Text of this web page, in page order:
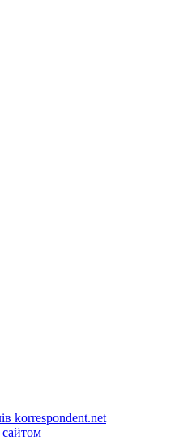
korrespondent.net